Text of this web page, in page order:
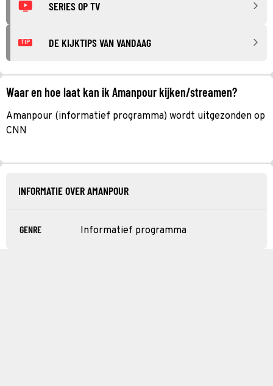
SERIES OP TV
TIP DE KIJKTIPS VAN VANDAAG
Waar en hoe laat kan ik Amanpour kijken/streamen?
Amanpour (informatief programma) wordt uitgezonden op
CNN
INFORMATIE OVER AMANPOUR
GENRE Informatief programma